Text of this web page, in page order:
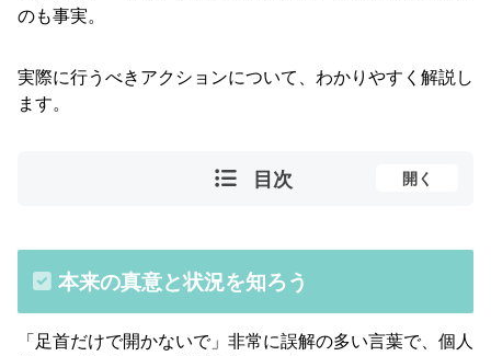
のも事実。
実際に行うべきアクションについて、わかりやすく解説し
ます。
目次 開く
本来の真意と状況を知ろう
「足首だけで開かないで」非常に誤解の多い言葉で、個人